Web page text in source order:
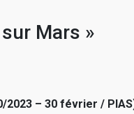
Mars »
2023 – 30 février /